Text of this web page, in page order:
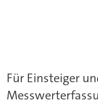
Für Einsteiger